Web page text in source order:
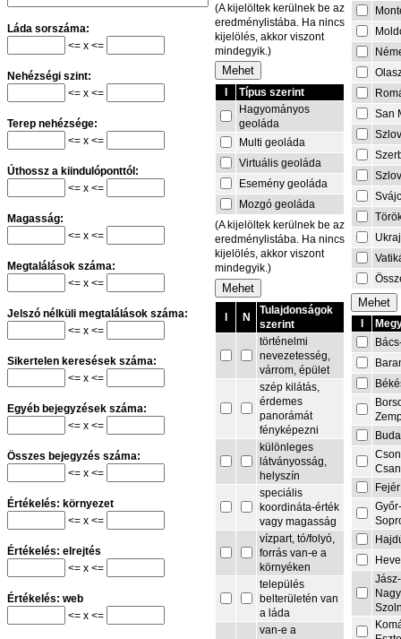
Láda sorszáma:
<= x <=
Nehézségi szint:
<= x <=
Terep nehézsége:
<= x <=
Úthossz a kiindulóponttól:
<= x <=
Magasság:
<= x <=
Megtalálások száma:
<= x <=
Jelszó nélküli megtalálások száma:
<= x <=
Sikertelen keresések száma:
<= x <=
Egyéb bejegyzések száma:
<= x <=
Összes bejegyzés száma:
<= x <=
Értékelés: környezet
<= x <=
Értékelés: elrejtés
<= x <=
Értékelés: web
<= x <=
(A kijelöltek kerülnek be az
eredménylistába. Ha nincs
kijelölés, akkor viszont
mindegyik.)
I
Típus szerint
Hagyományos
geoláda
Multi geoláda
Virtuális geoláda
Esemény geoláda
Mozgó geoláda
(A kijelöltek kerülnek be az
eredménylistába. Ha nincs
kijelölés, akkor viszont
mindegyik.)
I N
Tulajdonságok
szerint
történelmi
nevezetesség,
várrom, épület
szép kilátás,
érdemes
panorámát
fényképezni
különleges
látványosság,
helyszín
speciális
koordináta-érték
vagy magasság
vízpart, tó/folyó,
forrás van-e a
környéken
település
belterületén van
a láda
van-e a
San
Fejér
Jász-